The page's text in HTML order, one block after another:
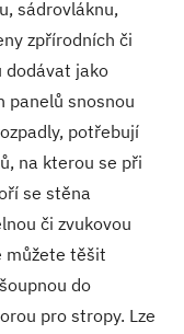
sádrovláknu,
zpřírodních či
dodávat jako
panelů snosnou
potřebují
na kterou se při
se stěna
či zvukovou
můžete těšit
do
pro stropy. Lze